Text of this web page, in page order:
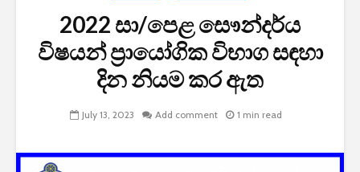
2022 සා/පෙළ සෞන්දර්ය
විෂයන් ප්‍රායෝගික විභාග සඳහා
දින නියම කර ඇත
July 13, 2023 Add comment 1 min read